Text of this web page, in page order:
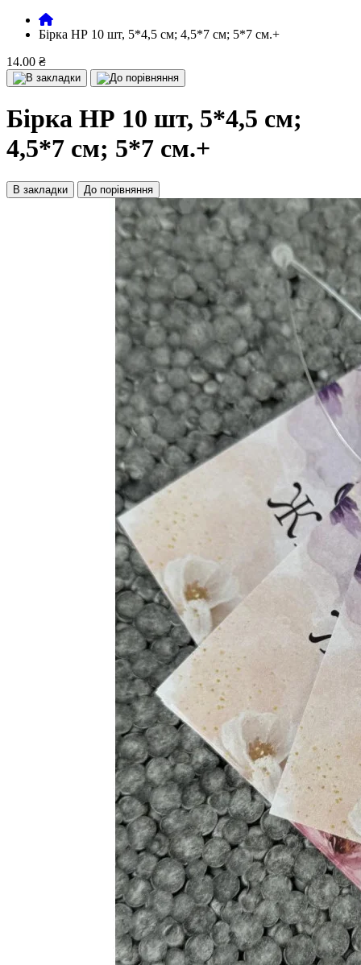
Бірка НР 10 шт, 5*4,5 см; 4,5*7 см; 5*7 см.+
14.00 ₴
Бірка НР 10 шт, 5*4,5 см;
4,5*7 см; 5*7 см.+
В закладки До порівняння